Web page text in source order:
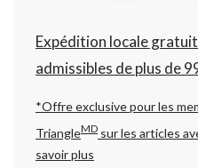
Expédition locale
admissibles de plus de
*Offre exclusive pour les
TriangleMD sur les articles
savoir plus